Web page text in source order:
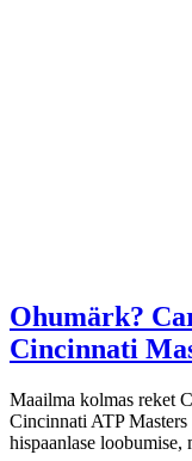
Ohumärk?
Cincinnati
Maailma kolmas reket
Cincinnati ATP
hispaanlase